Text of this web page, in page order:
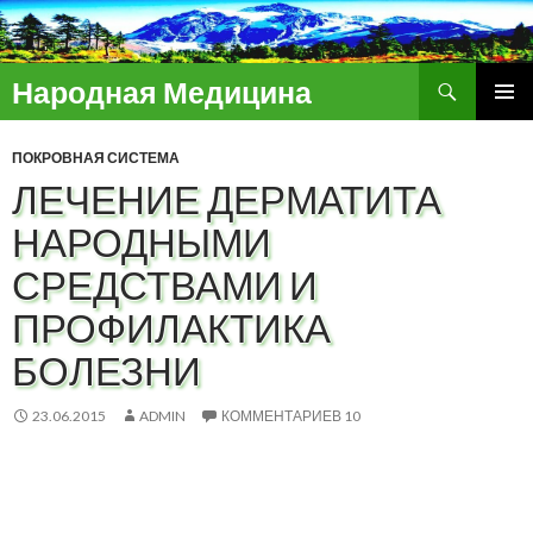
Народная Медицина
ПЕРЕЙТИ
СОДЕРЖИМОМУ
ПОКРОВНАЯ СИСТЕМА
ЛЕЧЕНИЕ ДЕРМАТИТА
НАРОДНЫМИ
СРЕДСТВАМИ И
ПРОФИЛАКТИКА
БОЛЕЗНИ
23.06.2015 ADMIN КОММЕНТАРИЕВ 10